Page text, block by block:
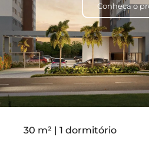
Conheça o
30 m² | 1 dormitório